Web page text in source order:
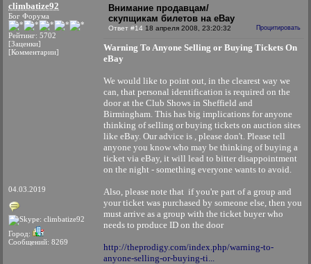
climbatize92
Бог Форума
Рейтинг: 5702
[Заценки]
[Комментарии]
04.03.2019
Город:
Сообщений: 8269
Внимание продавцам/
скупщикам билетов на eBay
Ответ #14 18 апреля 2008, 23:20:32 Процитировать
Warning To Anyone Selling or Buying Tickets On
eBay
We would like to point out, in the clearest way we
can, that personal identification is required on the
door at the Club Shows in Sheffield and
Birmingham. This has big implications for anyone
thinking of selling or buying tickets on auction sites
like eBay. Our advice is , please don't. Please tell
anyone you know who may be thinking of buying a
ticket via eBay, it will lead to bitter disappointment
on the night - something everyone wants to avoid.
Also, please note that if you're part of a group and
your ticket was purchased by someone else, then you
must arrive as a group with the ticket buyer who
needs to produce ID on the door
http://theprodigy.com/index.php/warning-to-
anyone-selling-or-buying-ti...